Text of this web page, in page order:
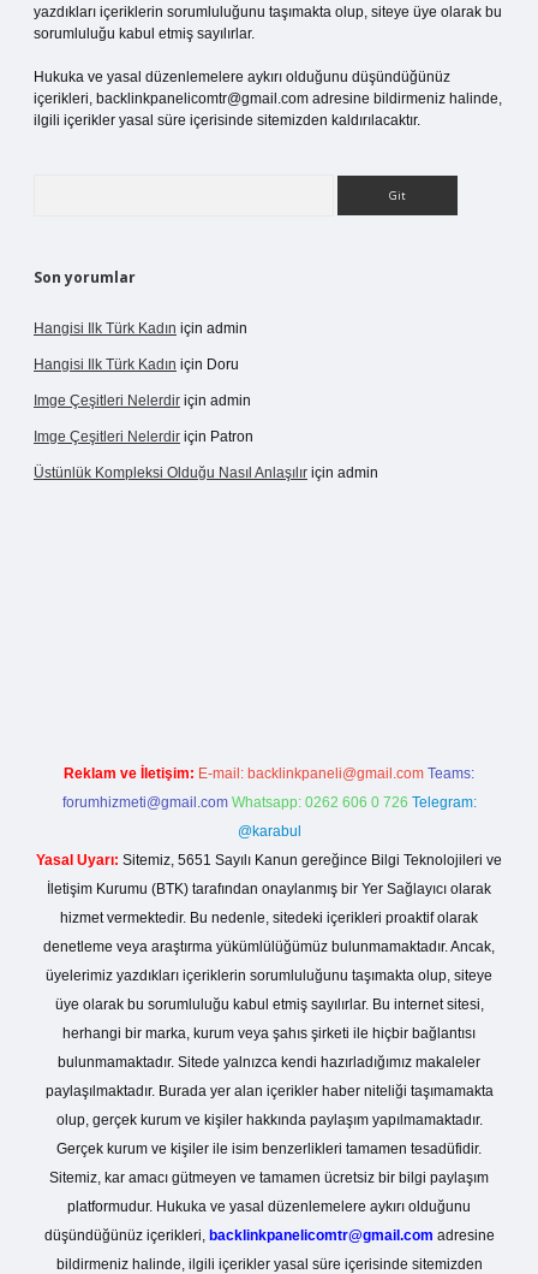
yazdıkları içeriklerin sorumluluğunu taşımakta olup, siteye üye olarak bu
sorumluluğu kabul etmiş sayılırlar.
Hukuka ve yasal düzenlemelere aykırı olduğunu düşündüğünüz
içerikleri, backlinkpanelicomtr@gmail.com adresine bildirmeniz halinde,
ilgili içerikler yasal süre içerisinde sitemizden kaldırılacaktır.
Son yorumlar
Hangisi Ilk Türk Kadın için admin
Hangisi Ilk Türk Kadın için Doru
Imge Çeşitleri Nelerdir için admin
Imge Çeşitleri Nelerdir için Patron
Üstünlük Kompleksi Olduğu Nasıl Anlaşılır için admin
Reklam ve İletişim: E-mail: backlinkpaneli@gmail.com Teams:
forumhizmeti@gmail.com Whatsapp: 0262 606 0 726 Telegram:
@karabul
Yasal Uyarı: Sitemiz, 5651 Sayılı Kanun gereğince Bilgi Teknolojileri ve
İletişim Kurumu (BTK) tarafından onaylanmış bir Yer Sağlayıcı olarak
hizmet vermektedir. Bu nedenle, sitedeki içerikleri proaktif olarak
denetleme veya araştırma yükümlülüğümüz bulunmamaktadır. Ancak,
üyelerimiz yazdıkları içeriklerin sorumluluğunu taşımakta olup, siteye
üye olarak bu sorumluluğu kabul etmiş sayılırlar. Bu internet sitesi,
herhangi bir marka, kurum veya şahıs şirketi ile hiçbir bağlantısı
bulunmamaktadır. Sitede yalnızca kendi hazırladığımız makaleler
paylaşılmaktadır. Burada yer alan içerikler haber niteliği taşımamakta
olup, gerçek kurum ve kişiler hakkında paylaşım yapılmamaktadır.
Gerçek kurum ve kişiler ile isim benzerlikleri tamamen tesadüfidir.
Sitemiz, kar amacı gütmeyen ve tamamen ücretsiz bir bilgi paylaşım
platformudur. Hukuka ve yasal düzenlemelere aykırı olduğunu
düşündüğünüz içerikleri, backlinkpanelicomtr@gmail.com adresine
bildirmeniz halinde, ilgili içerikler yasal süre içerisinde sitemizden